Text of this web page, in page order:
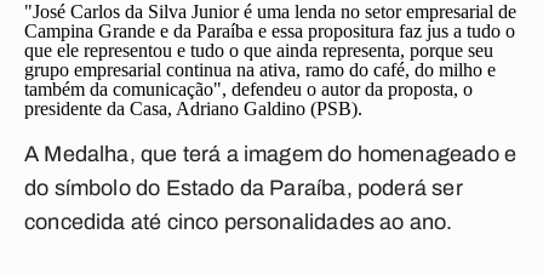
"José Carlos da Silva Junior é uma lenda no setor empresarial de
Campina Grande e da Paraíba e essa propositura faz jus a tudo o
que ele representou e tudo o que ainda representa, porque seu
grupo empresarial continua na ativa, ramo do café, do milho e
também da comunicação", defendeu o autor da proposta, o
presidente da Casa, Adriano Galdino (PSB).
A Medalha, que terá a imagem do homenageado e
do símbolo do Estado da Paraíba, poderá ser
concedida até cinco personalidades ao ano.